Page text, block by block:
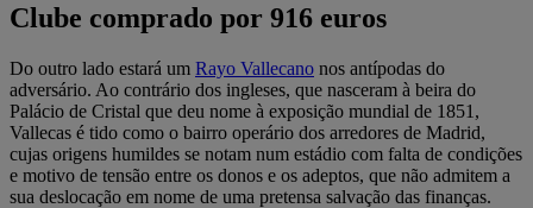
Clube comprado por 916 euros
Do outro lado estará um Rayo Vallecano nos antípodas do
adversário. Ao contrário dos ingleses, que nasceram à beira do
Palácio de Cristal que deu nome à exposição mundial de 1851,
Vallecas é tido como o bairro operário dos arredores de Madrid,
cujas origens humildes se notam num estádio com falta de condições
e motivo de tensão entre os donos e os adeptos, que não admitem a
sua deslocação em nome de uma pretensa salvação das finanças.